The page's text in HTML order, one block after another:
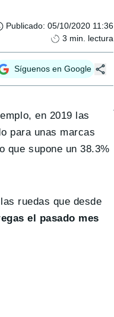
Publicado: 05/10/2020 11:36
3 min. lectura
Síguenos en Google
en 2019 las
para unas marcas
que supone un 38.3%
ruedas que desde
el pasado mes